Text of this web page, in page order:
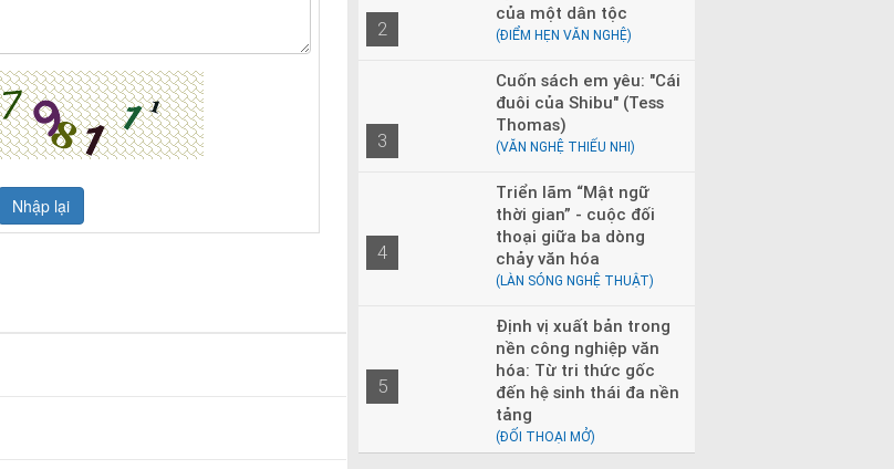
2
của một dân tộc
(ĐIỂM HẸN VĂN NGHỆ)
3
Cuốn sách em yêu: "Cái
đuôi của Shibu" (Tess
Thomas)
(VĂN NGHỆ THIẾU NHI)
4
Triển lãm “Mật ngữ
thời gian” - cuộc đối
thoại giữa ba dòng
chảy văn hóa
(LÀN SÓNG NGHỆ THUẬT)
5
Định vị xuất bản trong
nền công nghiệp văn
hóa: Từ tri thức gốc
đến hệ sinh thái đa nền
tảng
(ĐỐI THOẠI MỞ)